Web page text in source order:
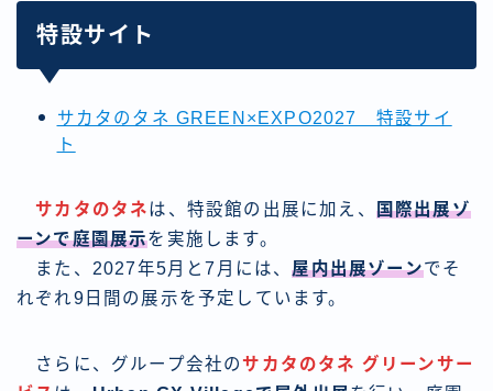
特設サイト
サカタのタネ GREEN×EXPO2027 特設サイ
ト
サカタのタネは、特設館の出展に加え、 国際出展ゾ
ーンで庭園展示を実施します。
また、2027年5月と7月には、屋内出展ゾーンでそ
れぞれ9日間の展示を予定しています。
さらに、グループ会社の サカタのタネ グリーンサー